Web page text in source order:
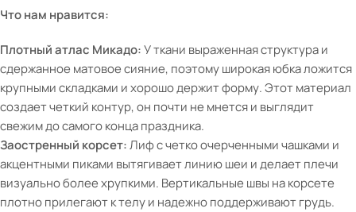
Что нам нравится:
Плотный атлас Микадо:У ткани выраженная структура и
сдержанное матовое сияние, поэтому широкая юбка ложится
крупными складками и хорошо держит форму. Этот материал
создает четкий контур, он почти не мнется и выглядит
свежим до самого конца праздника.
Заостренный корсет:Лиф с четко очерченными чашками и
акцентными пиками вытягивает линию шеи и делает плечи
визуально более хрупкими. Вертикальные швы на корсете
плотно прилегают к телу и надежно поддерживают грудь.